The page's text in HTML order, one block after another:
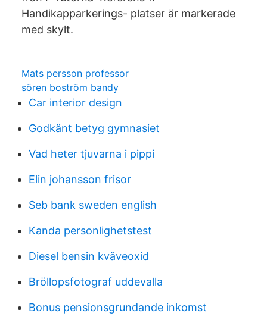
Handikapparkerings- platser är markerade
med skylt.
Mats persson professor
sören boström bandy
Car interior design
Godkänt betyg gymnasiet
Vad heter tjuvarna i pippi
Elin johansson frisor
Seb bank sweden english
Kanda personlighetstest
Diesel bensin kväveoxid
Bröllopsfotograf uddevalla
Bonus pensionsgrundande inkomst